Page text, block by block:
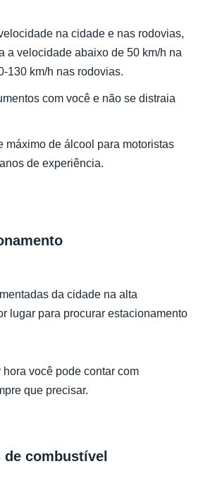
na cidade e nas rodovias,
a velocidade abaixo de 50 km/h na
130 km/h nas rodovias.
com você e não se distraia
máximo de álcool para motoristas
de experiência.
da cidade na alta
lugar para procurar estacionamento
hora você pode contar com
que precisar.
de combustível